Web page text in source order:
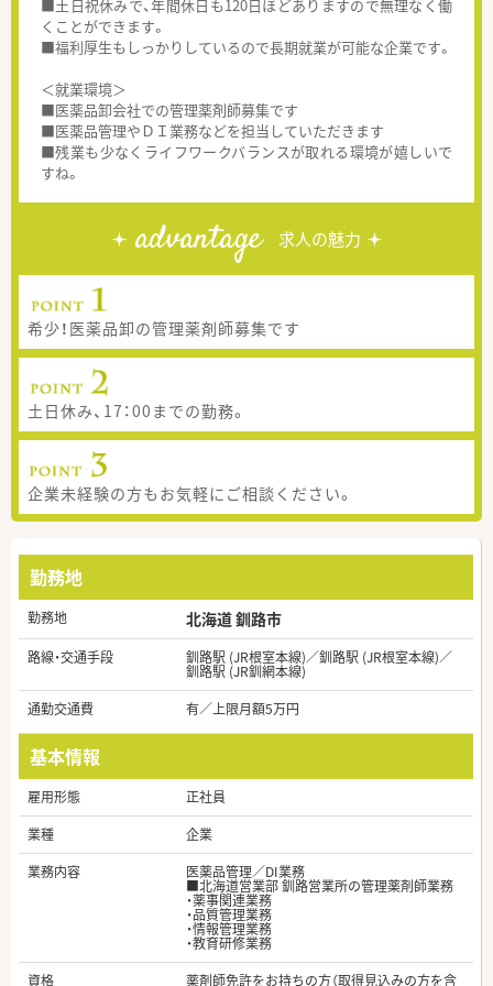
■土日祝休みで、年間休日も120日ほどありますので無理なく働
くことができます。
■福利厚生もしっかりしているので長期就業が可能な企業です。
＜就業環境＞
■医薬品卸会社での管理薬剤師募集です
■医薬品管理やＤＩ業務などを担当していただきます
■残業も少なくライフワークバランスが取れる環境が嬉しいで
すね。
advantage 求人の魅力
希少！医薬品卸の管理薬剤師募集です
土日休み、17：00までの勤務。
企業未経験の方もお気軽にご相談ください。
勤務地
勤務地 北海道 釧路市
路線・交通手段 釧路駅 (JR根室本線)／釧路駅 (JR根室本線)／
釧路駅 (JR釧網本線)
通勤交通費
有／上限月額5万円
基本情報
雇用形態
正社員
業種
企業
業務内容
医薬品管理／DI業務
■北海道営業部 釧路営業所の管理薬剤師業務
・薬事関連業務
・品質管理業務
・情報管理業務
・教育研修業務
資格
薬剤師免許をお持ちの方（取得見込みの方を含